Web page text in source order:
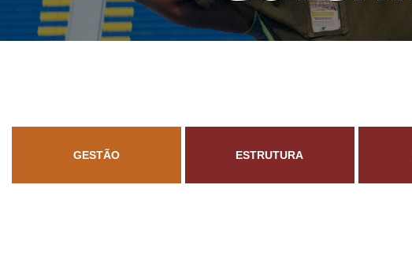
GESTÃO ESTRUTURA